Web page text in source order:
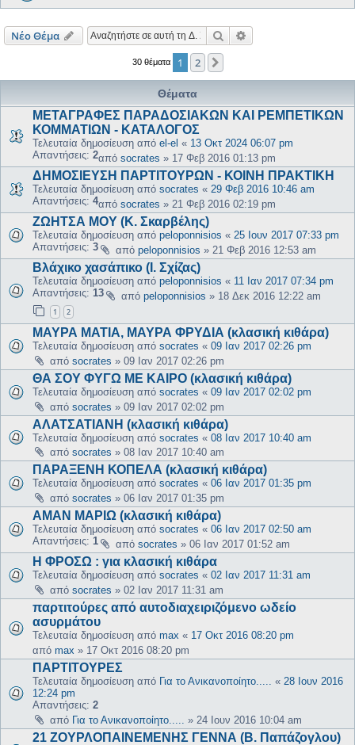
Νέο Θέμα Αναζήτηση
30 θέματα 1 2
Θέματα
ΜΕΤΑΓΡΑΦΕΣ ΠΑΡΑΔΟΣΙΑΚΩΝ ΚΑΙ ΡΕΜΠΕΤΙΚΩΝ
ΚΟΜΜΑΤΙΩΝ - ΚΑΤΑΛΟΓΟΣ
Τελευταία δημοσίευση από el-el « 13 Οκτ 2024 06:07 pm
Απαντήσεις: 2από socrates » 17 Φεβ 2016 01:13 pm
ΔΗΜΟΣΙΕΥΣΗ ΠΑΡΤΙΤΟΥΡΩΝ - ΚΟΙΝΗ ΠΡΑΚΤΙΚΗ
Τελευταία δημοσίευση από socrates « 29 Φεβ 2016 10:46 am
Απαντήσεις: 4από socrates » 21 Φεβ 2016 02:19 pm
ΖΩΗΤΣΑ ΜΟΥ (Κ. Σκαρβέλης)
Τελευταία δημοσίευση από peloponnisios « 25 Ιουν 2017 07:33 pm
Απαντήσεις: 3 από peloponnisios » 21 Φεβ 2016 12:53 am
Βλάχικο χασάπικο (Ι. Σχίζας)
Τελευταία δημοσίευση από peloponnisios « 11 Ιαν 2017 07:34 pm
Απαντήσεις: 13 από peloponnisios » 18 Δεκ 2016 12:22 am
1 2
ΜΑΥΡΑ ΜΑΤΙΑ, ΜΑΥΡΑ ΦΡΥΔΙΑ (κλασική κιθάρα)
Τελευταία δημοσίευση από socrates « 09 Ιαν 2017 02:26 pm
από socrates » 09 Ιαν 2017 02:26 pm
ΘΑ ΣΟΥ ΦΥΓΩ ΜΕ ΚΑΙΡΟ (κλασική κιθάρα)
Τελευταία δημοσίευση από socrates « 09 Ιαν 2017 02:02 pm
από socrates » 09 Ιαν 2017 02:02 pm
ΑΛΑΤΣΑΤΙΑΝΗ (κλασική κιθάρα)
Τελευταία δημοσίευση από socrates « 08 Ιαν 2017 10:40 am
από socrates » 08 Ιαν 2017 10:40 am
ΠΑΡΑΞΕΝΗ ΚΟΠΕΛΑ (κλασική κιθάρα)
Τελευταία δημοσίευση από socrates « 06 Ιαν 2017 01:35 pm
από socrates » 06 Ιαν 2017 01:35 pm
ΑΜΑΝ ΜΑΡΙΩ (κλασική κιθάρα)
Τελευταία δημοσίευση από socrates « 06 Ιαν 2017 02:50 am
Απαντήσεις: 1 από socrates » 06 Ιαν 2017 01:52 am
Η ΦΡΟΣΩ : για κλασική κιθάρα
Τελευταία δημοσίευση από socrates « 02 Ιαν 2017 11:31 am
από socrates » 02 Ιαν 2017 11:31 am
παρτιτούρες από αυτοδιαχειριζόμενο ωδείο
ασυρμάτου
Τελευταία δημοσίευση από max « 17 Οκτ 2016 08:20 pm
από max » 17 Οκτ 2016 08:20 pm
ΠΑΡΤΙΤΟΥΡΕΣ
Τελευταία δημοσίευση από Για το Ανικανοποίητο..... « 28 Ιουν 2016
12:24 pm
Απαντήσεις: 2
από Για το Ανικανοποίητο..... » 24 Ιουν 2016 10:04 am
21 ΖΟΥΡΛΟΠΑΙΝΕΜΕΝΗΣ ΓΕΝΝΑ (Β. Παπάζογλου)